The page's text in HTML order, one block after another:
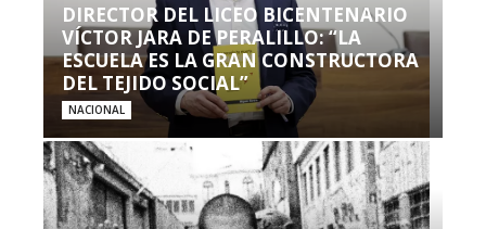
DIRECTOR DEL LICEO BICENTENARIO
VÍCTOR JARA DE PERALILLO: “LA
ESCUELA ES LA GRAN CONSTRUCTORA
DEL TEJIDO SOCIAL”
NACIONAL